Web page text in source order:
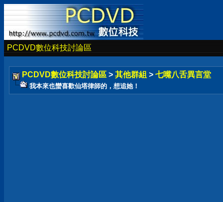
PCDVD數位科技討論區
PCDVD數位科技討論區 > 其他群組 > 七嘴八舌異言堂
我本來也蠻喜歡仙塔律師的，想追她！